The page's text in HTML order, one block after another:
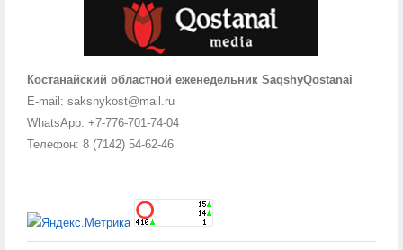
Костанайский областной еженедельник SaqshyQostanai
E-mail: sakshykost@mail.ru
WhatsApp: +7-776-701-74-04
Телефон: 8 (7142) 54-62-46